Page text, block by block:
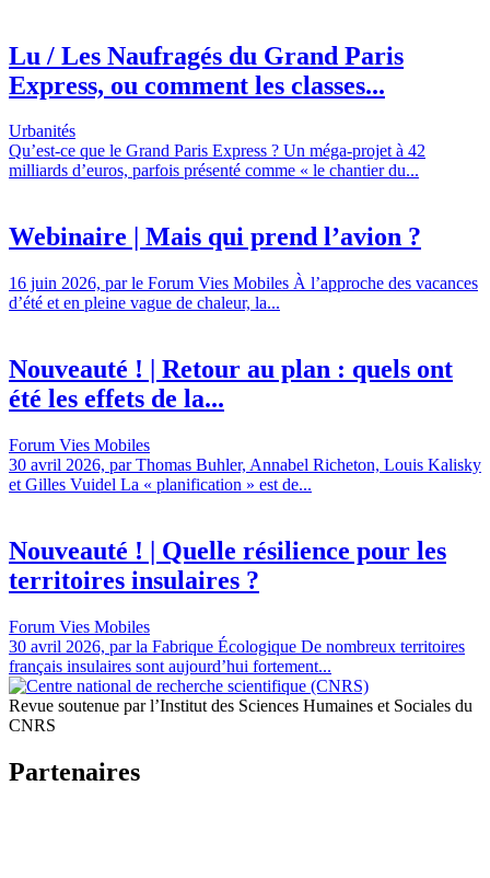
Lu / Les Naufragés du Grand Paris
Express, ou comment les classes...
Urbanités
Qu’est-ce que le Grand Paris Express ? Un méga-projet à 42
milliards d’euros, parfois présenté comme « le chantier du...
Webinaire | Mais qui prend l’avion ?
16 juin 2026, par le Forum Vies Mobiles À l’approche des vacances
d’été et en pleine vague de chaleur, la...
Nouveauté ! | Retour au plan : quels ont
été les effets de la...
Forum Vies Mobiles
30 avril 2026, par Thomas Buhler, Annabel Richeton, Louis Kalisky
et Gilles Vuidel La « planification » est de...
Nouveauté ! | Quelle résilience pour les
territoires insulaires ?
Forum Vies Mobiles
30 avril 2026, par la Fabrique Écologique De nombreux territoires
français insulaires sont aujourd’hui fortement...
Revue soutenue par l’Institut des Sciences Humaines et Sociales du
CNRS
Partenaires